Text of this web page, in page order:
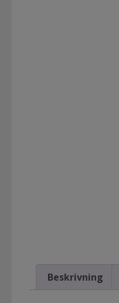
Beskrivning